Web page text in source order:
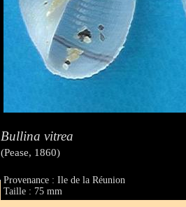
Bullina vitrea
(Pease, 1860)
Provenance : Ile de la Réunion
Taille : 75 mm